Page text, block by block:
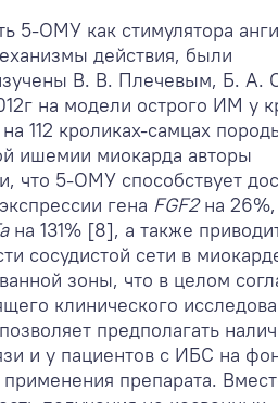
5-ОМУ как стимулятора
действия, были
В. В. Плечевым, Б. А.
на модели острого ИМ у
112 кроликах-самцах
ишемии миокарда авторы
что 5-ОМУ способствует
гена FGF2на
на 131% [8], а также
сосудистой сети в
зоны, что в целом
клинического
предполагать
и у пациентов с ИБС на
препарата.